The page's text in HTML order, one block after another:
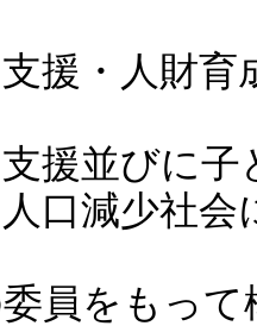
人財育成
びに子ど
口減少社
をもって